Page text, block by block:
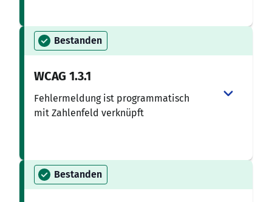
Bestanden
WCAG 1.3.1
Fehlermeldung ist programmatisch
mit Zahlenfeld verknüpft
Bestanden